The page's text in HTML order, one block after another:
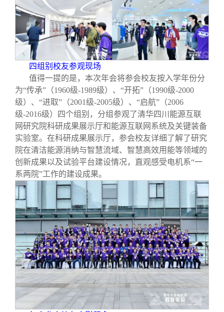
四组别校友参观现场
值得一提的是，本次年会将参会校友按入学年份分
为“传承”（1960级-1989级）、“开拓”（1990级-2000
级）、“进取”（2001级-2005级）、“启航”（2006
级-2016级）四个组别，分组参观了清华四川能源互联
网研究院科研成果展示厅和能源互联网系统及关键装备
实验室。在科研成果展示厅，参会校友详细了解了研究
院在清洁能源消纳与智慧流域、智慧高效用能等领域的
创新成果以及试验平台建设情况，直观感受电机系“一
系两院”工作的建设成果。